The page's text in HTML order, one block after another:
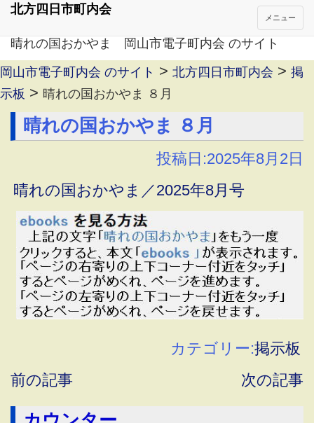
晴れの国おかやま 岡山市電子町内会 のサイト
メニュー
北方四日市町内会
岡山市電子町内会 のサイト > 北方四日市町内会 > 掲
示板 > 晴れの国おかやま ８月
晴れの国おかやま ８月
投稿日:2025年8月2日
晴れの国おかやま／2025年8月号
カテゴリー:掲示板
前の記事
次の記事